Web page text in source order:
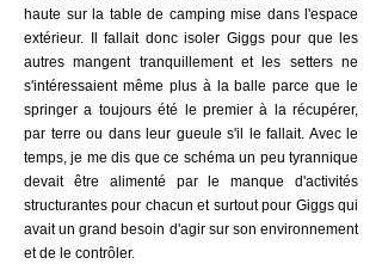
haute sur la table de camping mise dans l'espace
extérieur. Il fallait donc isoler Giggs pour que les
autres mangent tranquillement et les setters ne
s'intéressaient même plus à la balle parce que le
springer a toujours été le premier à la récupérer,
par terre ou dans leur gueule s'il le fallait. Avec le
temps, je me dis que ce schéma un peu tyrannique
devait être alimenté par le manque d'activités
structurantes pour chacun et surtout pour Giggs qui
avait un grand besoin d'agir sur son environnement
et de le contrôler.